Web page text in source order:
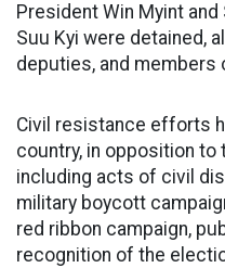
President Win Myint
Suu Kyi were detained,
deputies, and members
Civil resistance efforts
country, in opposition
including acts of civil
military boycott
red ribbon campaign,
recognition of the